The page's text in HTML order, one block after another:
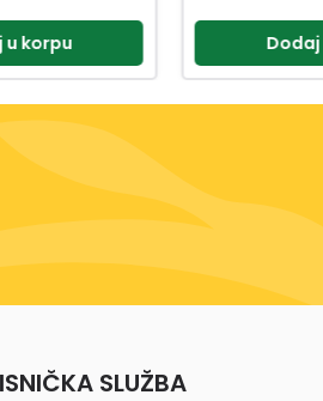
u korpu Dodaj
SLUŽBA